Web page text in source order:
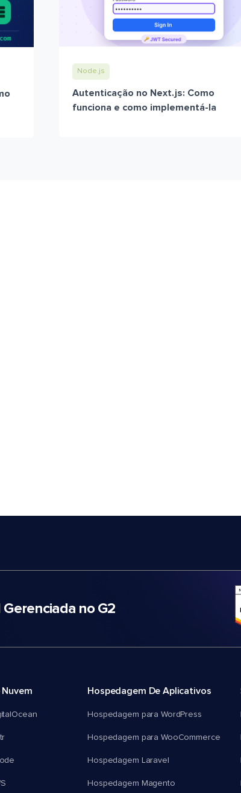
Node.js
Autenticação no Next.js: Como
funciona e como implementá-la
no G2
Hospedagem De Aplicativos
Hospedagem para WordPress
Hospedagem para WooCommerce
Hospedagem Laravel
Hospedagem Magento